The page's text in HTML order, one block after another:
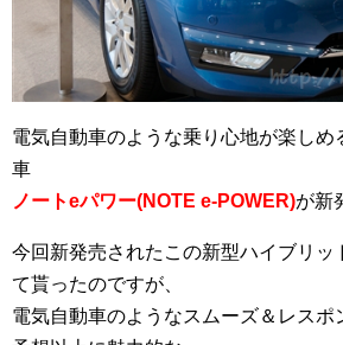
電気自動車のような乗り心地が楽しめ
車
ノートeパワー(NOTE e-POWER)が新
今回新発売されたこの新型ハイブリッ
て貰ったのですが、
電気自動車のようなスムーズ＆レスポ